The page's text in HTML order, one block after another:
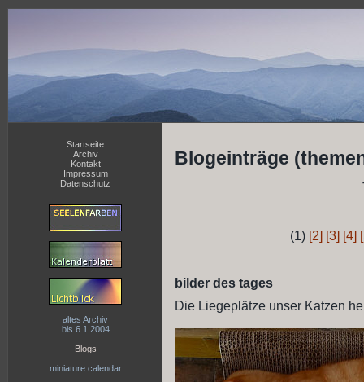
Startseite
Archiv
Kontakt
Impressum
Datenschutz
altes Archiv
bis 6.1.2004
Blogs
miniature calendar
Blogeinträge
(1) [2] [3] [4]
bilder des tages
Die Liegeplätze unser Katzen